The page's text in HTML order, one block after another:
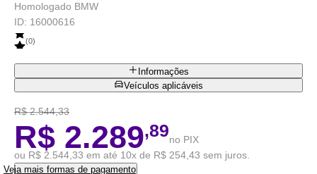
Homologado BMW
ID: 16000616
(0)
Informações
Veículos aplicáveis
R$ 2.544,33
R$ 2.289,89no PIX
ou R$ 2.544,33 em até 10x de R$ 254,43 sem juros.
Veja mais formas de pagamento